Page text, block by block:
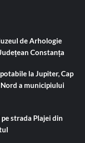
de Arhologie
Constanța
la Jupiter, Cap
a municipiului
strada Plajei din